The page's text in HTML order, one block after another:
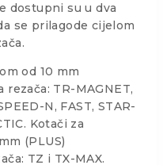
dostupni su u dva
se prilagode cijelom
od 10 mm
TR-MAGNET,
N, FAST, STAR-
Kotači za
(PLUS)
TZ i TX-MAX.